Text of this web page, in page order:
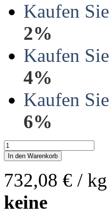
Kaufen Sie
2%
Kaufen Sie
4%
Kaufen Sie
6%
In den Warenkorb
732,08 € / kg
keine